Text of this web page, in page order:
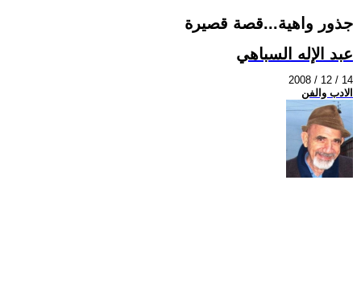
جذور واهية...قصة قصيرة
عبد الإله السباهي
2008 / 12 / 14
الادب والفن